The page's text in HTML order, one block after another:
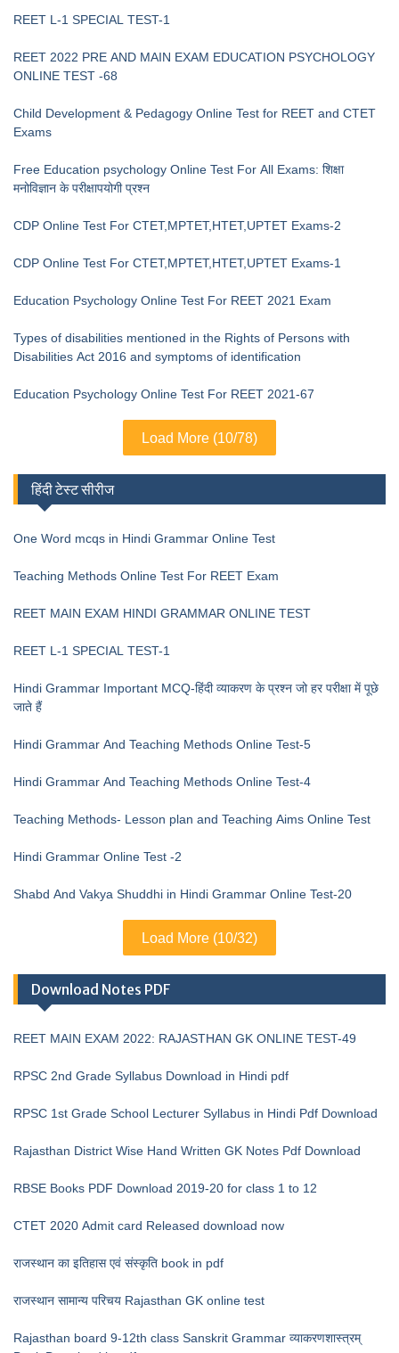
REET L-1 SPECIAL TEST-1
REET 2022 PRE AND MAIN EXAM EDUCATION PSYCHOLOGY
ONLINE TEST -68
Child Development & Pedagogy Online Test for REET and CTET
Exams
Free Education psychology Online Test For All Exams: शिक्षा
मनोविज्ञान के परीक्षापयोगी प्रश्न
CDP Online Test For CTET,MPTET,HTET,UPTET Exams-2
CDP Online Test For CTET,MPTET,HTET,UPTET Exams-1
Education Psychology Online Test For REET 2021 Exam
Types of disabilities mentioned in the Rights of Persons with
Disabilities Act 2016 and symptoms of identification
Education Psychology Online Test For REET 2021-67
Load More (10/78)
हिंदी टेस्ट सीरीज
One Word mcqs in Hindi Grammar Online Test
Teaching Methods Online Test For REET Exam
REET MAIN EXAM HINDI GRAMMAR ONLINE TEST
REET L-1 SPECIAL TEST-1
Hindi Grammar Important MCQ-हिंदी व्याकरण के प्रश्न जो हर परीक्षा में पूछे
जाते हैं
Hindi Grammar And Teaching Methods Online Test-5
Hindi Grammar And Teaching Methods Online Test-4
Teaching Methods- Lesson plan and Teaching Aims Online Test
Hindi Grammar Online Test -2
Shabd And Vakya Shuddhi in Hindi Grammar Online Test-20
Load More (10/32)
Download Notes PDF
REET MAIN EXAM 2022: RAJASTHAN GK ONLINE TEST-49
RPSC 2nd Grade Syllabus Download in Hindi pdf
RPSC 1st Grade School Lecturer Syllabus in Hindi Pdf Download
Rajasthan District Wise Hand Written GK Notes Pdf Download
RBSE Books PDF Download 2019-20 for class 1 to 12
CTET 2020 Admit card Released download now
राजस्थान का इतिहास एवं संस्कृति book in pdf
राजस्थान सामान्य परिचय Rajasthan GK online test
Rajasthan board 9-12th class Sanskrit Grammar व्याकरणशास्त्रम्